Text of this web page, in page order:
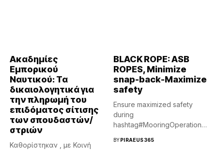
Ακαδημίες
Εμπορικού
Ναυτικού: Τα
δικαιολογητικά για
την πληρωμή του
επιδόματος σίτισης
των σπουδαστών/
στριών
Καθορίστηκαν , με Κοινή
BLACK ROPE: ASB
ROPES, Minimize
snap-back-Maximize
safety
Ensure maximized safety
during
hashtag#MooringOperations
BYPIRAEUS365